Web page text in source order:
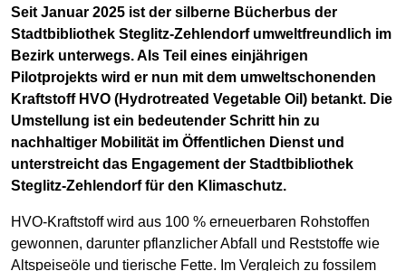
Seit Januar 2025 ist der silberne Bücherbus der
Stadtbibliothek Steglitz-Zehlendorf umweltfreundlich im
Bezirk unterwegs. Als Teil eines einjährigen
Pilotprojekts wird er nun mit dem umweltschonenden
Kraftstoff HVO (Hydrotreated Vegetable Oil) betankt. Die
Umstellung ist ein bedeutender Schritt hin zu
nachhaltiger Mobilität im Öffentlichen Dienst und
unterstreicht das Engagement der Stadtbibliothek
Steglitz-Zehlendorf für den Klimaschutz.
HVO-Kraftstoff wird aus 100 % erneuerbaren Rohstoffen
gewonnen, darunter pflanzlicher Abfall und Reststoffe wie
Altspeiseöle und tierische Fette. Im Vergleich zu fossilem